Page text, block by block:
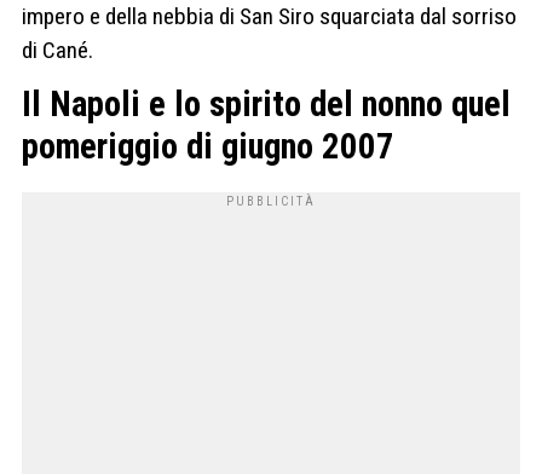
impero e della nebbia di San Siro squarciata dal sorriso
di Cané.
Il Napoli e lo spirito del nonno quel
pomeriggio di giugno 2007